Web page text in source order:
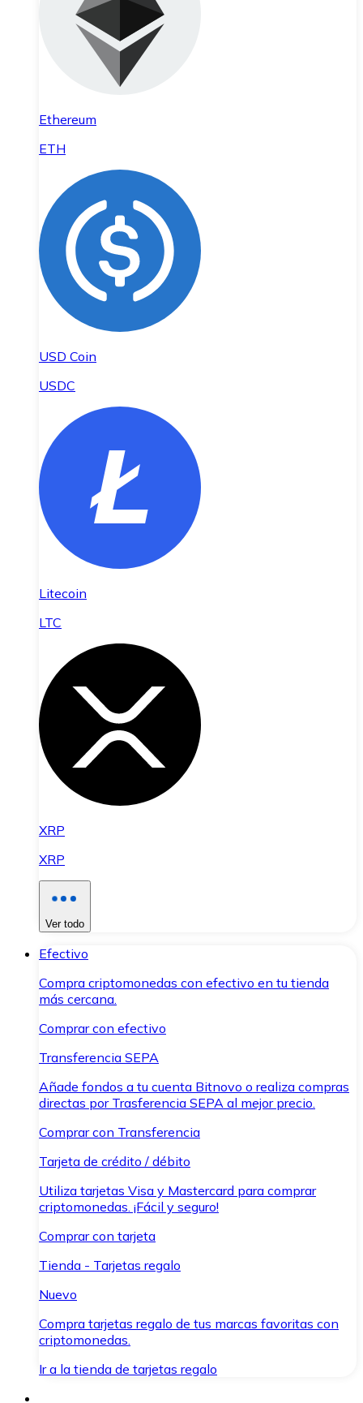
Ethereum
ETH
USD Coin
USDC
Litecoin
LTC
XRP
XRP
Ver todo
Efectivo
Compra criptomonedas con efectivo en tu tienda
más cercana.
Comprar con efectivo
Transferencia SEPA
Añade fondos a tu cuenta Bitnovo o realiza compras
directas por Trasferencia SEPA al mejor precio.
Comprar con Transferencia
Tarjeta de crédito / débito
Utiliza tarjetas Visa y Mastercard para comprar
criptomonedas. ¡Fácil y seguro!
Comprar con tarjeta
Tienda - Tarjetas regalo
Nuevo
Compra tarjetas regalo de tus marcas favoritas con
criptomonedas.
Ir a la tienda de tarjetas regalo